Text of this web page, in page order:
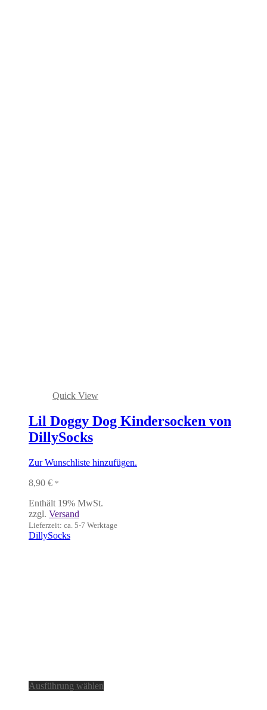
Quick View
Lil Doggy Dog Kindersocken von
DillySocks
Zur Wunschliste hinzufügen.
8,90 € *
Enthält 19% MwSt.
zzgl. Versand
Lieferzeit: ca. 5-7 Werktage
DillySocks
Ausführung wählen